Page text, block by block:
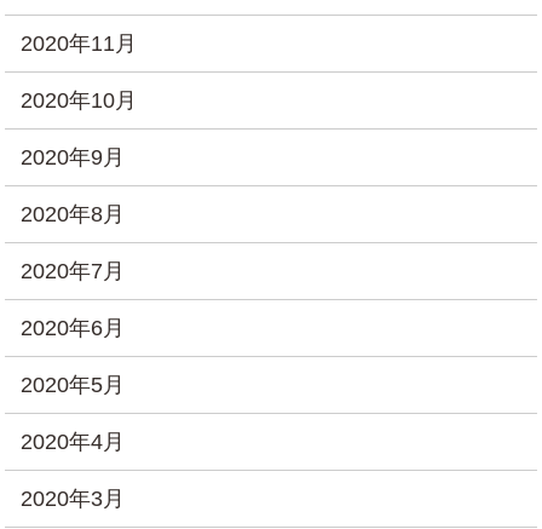
2020年11月
2020年10月
2020年9月
2020年8月
2020年7月
2020年6月
2020年5月
2020年4月
2020年3月